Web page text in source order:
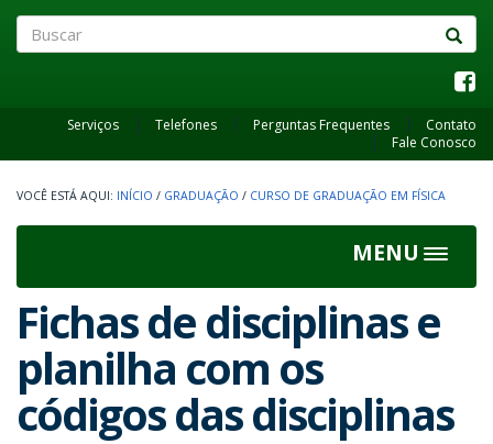
Serviços Telefones Perguntas Frequentes
Contato
Fale Conosco
INÍCIO / GRADUAÇÃO / CURSO DE GRADUAÇÃO EM FÍSICA
MENU
Toggle
Fichas de disciplinas e
planilha com os
códigos das disciplinas